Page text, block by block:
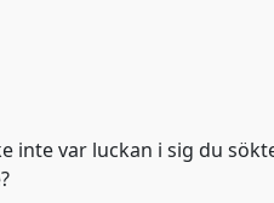
inte var luckan i sig du